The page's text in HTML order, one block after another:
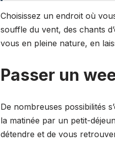
Choisissez un endroit où
souffle du vent, des chants
vous en pleine nature, en
Passer un
De nombreuses possibilités
la matinée par un petit-
détendre et de vous